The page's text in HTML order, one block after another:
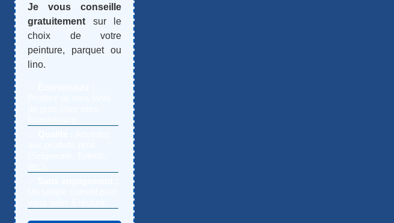
Je vous conseille
gratuitement sur le
choix de votre
peinture, parquet ou
lino.